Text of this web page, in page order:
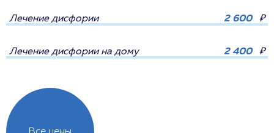
Лечение дисфории 2 600 ₽
Лечение дисфории на дому 2 400 ₽